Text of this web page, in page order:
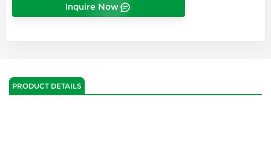
Inquire Now
PRODUCT DETAILS